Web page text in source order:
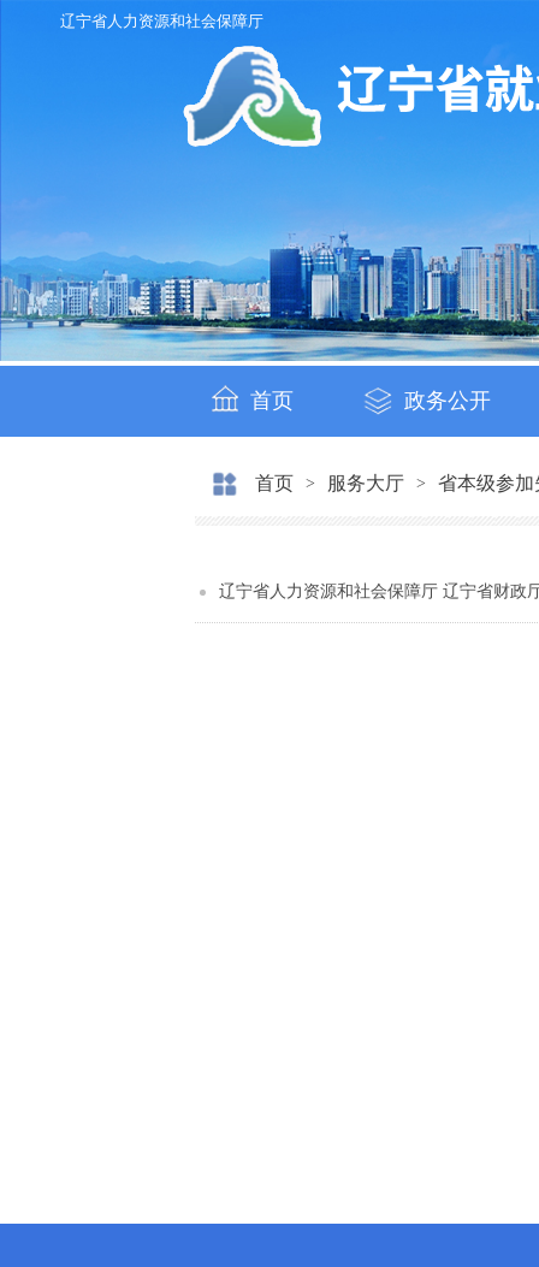
辽宁省人力资源和社会保障厅
首页 政务公开
首页 > 服务大厅 > 省本级参
辽宁省人力资源和社会保障厅 辽宁省财政